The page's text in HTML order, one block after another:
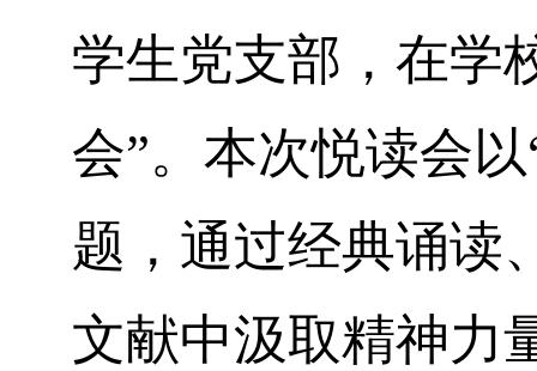
学生党支部， 在学
会”。本次悦读会
题，通过经典诵读
文献中汲取精神力